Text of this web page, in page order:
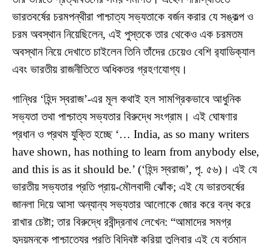
ভারতবর্ষের চরমপন্থীরা পাশ্চাত্য সভ্যতাকে বর্জন করার যে সঙ্কল্প ও
চরম অবস্থান নিয়েছিলেন, এই পুস্তকে তার থেকেও এক চরমতম
অবস্থান নিয়ে দেখাতে চাইলেন তিনি তাঁদের চেয়েও বেশি র‍্যাডিক্যাল
এবং ভারতীয় রাজনীতিতে অধিকতর গ্রহণযোগ্য।
গান্ধির ‘হিন্দ স্বরাজ’-এর মূল কথাই হল সামগ্রিকভাবে আধুনিক
সভ্যতা তথা পাশ্চাত্য সভ্যতার বিরুদ্ধে সংগ্রাম। এই ঘোষণার
প্রধান ও প্রথম যুক্তি হচ্ছে ‘… India, as so many writers
have shown, has nothing to learn from anybody else,
and this is as it should be.’ (‘হিন্দ স্বরাজ’, পৃ. ৫৬)। এই যে
ভারতীয় সভ্যতার প্রতি প্রায়-মৌলবাদী ঝোঁক; এই যে ভারতবর্ষের
জানলা দিয়ে আসা অন্যান্য সভ্যতার আলোকে জোর করে বন্ধ করে
রাখার চেষ্টা; তার বিরুদ্ধে রবীন্দ্রনাথ লেখেন: “আমাদের সমগ্র
হৃদয়মনকে পাশ্চাত্যের প্রতি বিদ্বিষ্ট করিয়া তুলিবার এই যে বর্তমান